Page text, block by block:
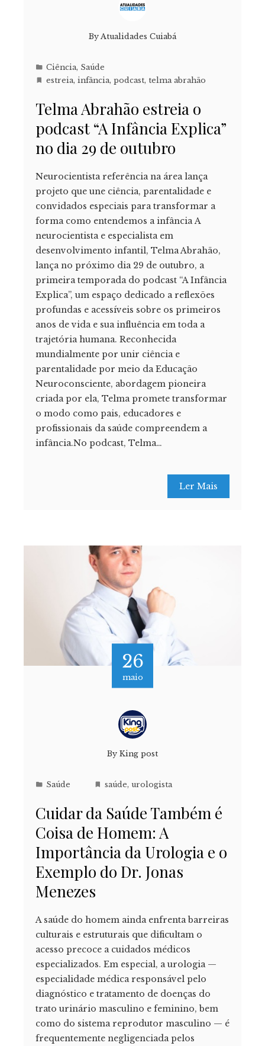
By Atualidades Cuiabá
Ciência, Saúde
estreia, infância, podcast, telma abrahão
Telma Abrahão estreia o
podcast “A Infância Explica”
no dia 29 de outubro
Neurocientista referência na área lança
projeto que une ciência, parentalidade e
convidados especiais para transformar a
forma como entendemos a infância A
neurocientista e especialista em
desenvolvimento infantil, Telma Abrahão,
lança no próximo dia 29 de outubro, a
primeira temporada do podcast “A Infância
Explica”, um espaço dedicado a reflexões
profundas e acessíveis sobre os primeiros
anos de vida e sua influência em toda a
trajetória humana. Reconhecida
mundialmente por unir ciência e
parentalidade por meio da Educação
Neuroconsciente, abordagem pioneira
criada por ela, Telma promete transformar
o modo como pais, educadores e
profissionais da saúde compreendem a
infância.No podcast, Telma…
Ler Mais
26
maio
By King post
Saúde saúde, urologista
Cuidar da Saúde Também é
Coisa de Homem: A
Importância da Urologia e o
Exemplo do Dr. Jonas
Menezes
A saúde do homem ainda enfrenta barreiras
culturais e estruturais que dificultam o
acesso precoce a cuidados médicos
especializados. Em especial, a urologia —
especialidade médica responsável pelo
diagnóstico e tratamento de doenças do
trato urinário masculino e feminino, bem
como do sistema reprodutor masculino — é
frequentemente negligenciada pelos